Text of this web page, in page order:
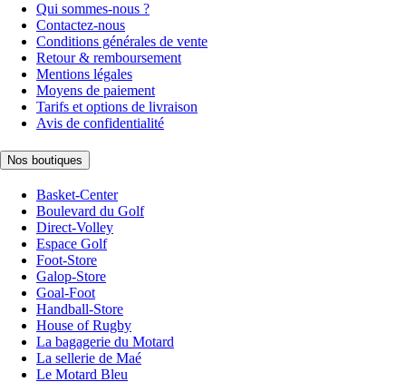
Qui sommes-nous ?
Contactez-nous
Conditions générales de vente
Retour & remboursement
Mentions légales
Moyens de paiement
Tarifs et options de livraison
Avis de confidentialité
Nos boutiques
Basket-Center
Boulevard du Golf
Direct-Volley
Espace Golf
Foot-Store
Galop-Store
Goal-Foot
Handball-Store
House of Rugby
La bagagerie du Motard
La sellerie de Maé
Le Motard Bleu